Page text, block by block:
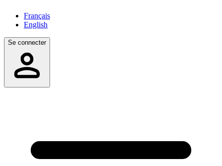
Français
English
Se connecter